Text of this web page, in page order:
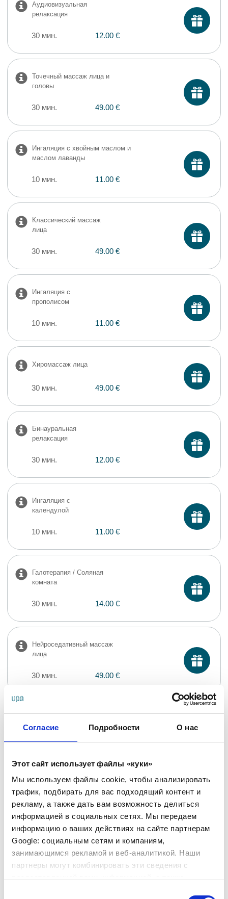
Согласие Подробности О нас
Этот сайт использует файлы «куки»
Мы используем файлы cookie, чтобы анализировать
трафик, подбирать для вас подходящий контент и
рекламу, а также дать вам возможность делиться
информацией в социальных сетях. Мы передаем
информацию о ваших действиях на сайте партнерам
Google: социальным сетям и компаниям,
занимающимся рекламой и веб-аналитикой. Наши
партнеры могут комбинировать эти сведения с
Аудиовизуальная
релаксация
30 мин. 12.00 €
Точечный массаж лица и
головы
30 мин. 49.00 €
Ингаляция с хвойным маслом и
маслом лаванды
10 мин. 11.00 €
Классический массаж
лица
30 мин. 49.00 €
Ингаляция с
прополисом
10 мин. 11.00 €
Хиромассаж лица
30 мин. 49.00 €
Бинауральная
релаксация
30 мин. 12.00 €
Ингаляция с
календулой
10 мин. 11.00 €
Галотерапия / Соляная
комната
30 мин. 14.00 €
Нейроседативный массаж
лица
30 мин. 49.00 €
Массаж головы и плечевого
пояса
Расслабляющий SPA массаж
для лица и головы
40 мин. 55.00 €